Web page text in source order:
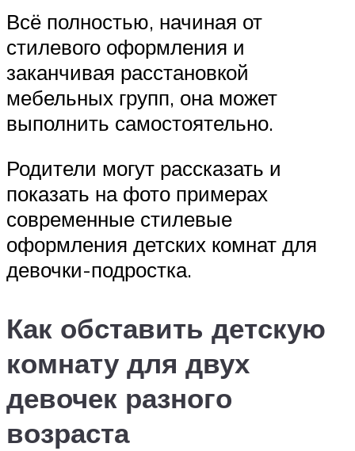
Всё полностью, начиная от
стилевого оформления и
заканчивая расстановкой
мебельных групп, она может
выполнить самостоятельно.
Родители могут рассказать и
показать на фото примерах
современные стилевые
оформления детских комнат для
девочки-подростка.
Как обставить детскую
комнату для двух
девочек разного
возраста